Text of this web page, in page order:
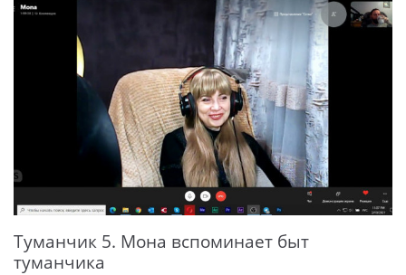
Туманчик 5. Мона вспоминает быт
туманчика